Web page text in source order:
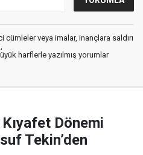
veya imalar, inançlara saldırı
harflerle yazılmış yorumlar
Dönemi
Tekin’den